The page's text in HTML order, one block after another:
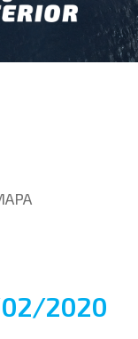
02/2020